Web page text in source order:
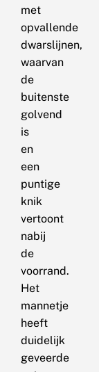
met
opvallende
dwarslijnen,
waarvan
de
buitenste
golvend
is
en
een
puntige
knik
vertoont
nabij
de
voorrand.
Het
mannetje
heeft
duidelijk
geveerde